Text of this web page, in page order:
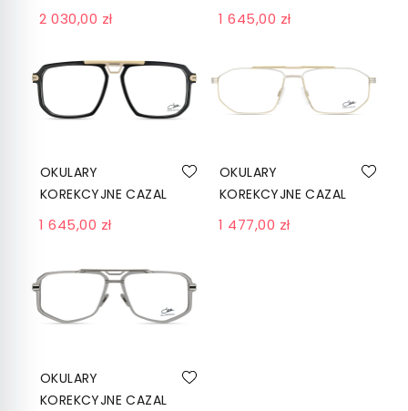
5007 C001 BLACK-
2 030,00 zł
6034 C001
1 645,00 zł
OKULARY
KOREKCYJNE CAZAL
6035 C001
SCHWARZ-GOLD
1 645,00 zł
OKULARY
KOREKCYJNE CAZAL
7104 002 BICOLOR
1 477,00 zł
OKULARY
KOREKCYJNE CAZAL